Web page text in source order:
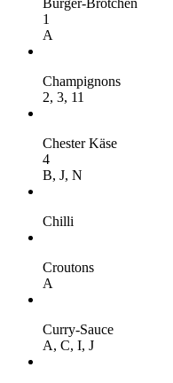
Burger-Brötchen
1
A
Champignons
2, 3, 11
Chester Käse
4
B, J, N
Chilli
Croutons
A
Curry-Sauce
A, C, I, J